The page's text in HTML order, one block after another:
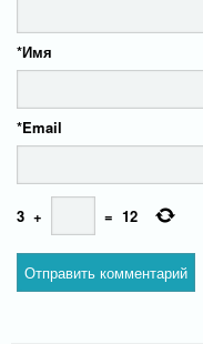
Имя
*
Email
*
3 + = 12